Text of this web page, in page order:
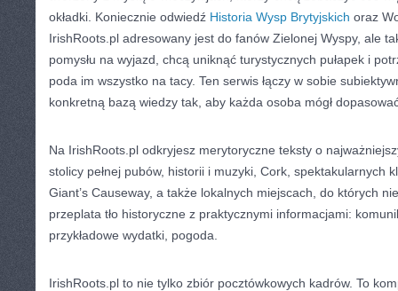
okładki. Koniecznie odwiedź Historia Wysp Brytyjskich oraz
IrishRoots.pl adresowany jest do fanów Zielonej Wyspy, ale
pomysłu na wyjazd, chcą uniknąć turystycznych pułapek i
poda im wszystko na tacy. Ten serwis łączy w sobie
konkretną bazą wiedzy tak, aby każda osoba mógł
Na IrishRoots.pl odkryjesz merytoryczne teksty o
stolicy pełnej pubów, historii i muzyki, Cork, spektakularnych
Giant’s Causeway, a także lokalnych miejscach, do których
przeplata tło historyczne z praktycznymi informacjami:
przykładowe wydatki, pogoda.
IrishRoots.pl to nie tylko zbiór pocztówkowych kadrów. To